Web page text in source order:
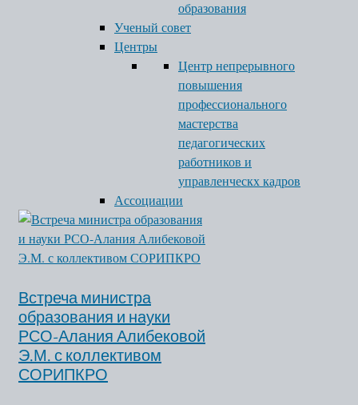
образования
Ученый совет
Центры
Центр непрерывного
повышения
профессионального
мастерства
педагогических
работников и
управленческх кадров
Ассоциации
Встреча министра
образования и науки
РСО-Алания Алибековой
Э.М. с коллективом
СОРИПКРО